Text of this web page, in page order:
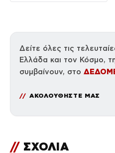
Δείτε όλες τις
Ελλάδα και τον Κόσμο,
συμβαίνουν, στο
ΑΚΟΛΟΥΘΗΣΤΕ ΜΑΣ
// ΣΧΟΛΙΑ